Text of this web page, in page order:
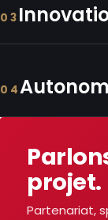
03
04
projet.
Partenariat,